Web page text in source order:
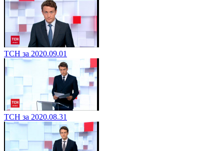
ТСН за 2020.09.01
ТСН за 2020.08.31